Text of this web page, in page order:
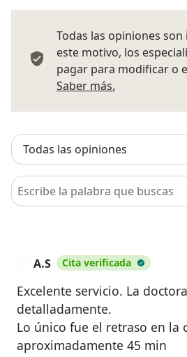
Todas las opiniones
este motivo, los
pagar para modificar o
Saber más.
Busca en opiniones
A.S Cita verificada
Excelente servicio. La
detalladamente.
Lo único fue el retraso en la
aproximadamente 45 min